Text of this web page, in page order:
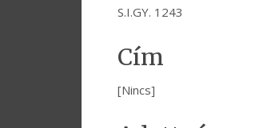
S.I.GY. 1243
Cím
[Nincs]